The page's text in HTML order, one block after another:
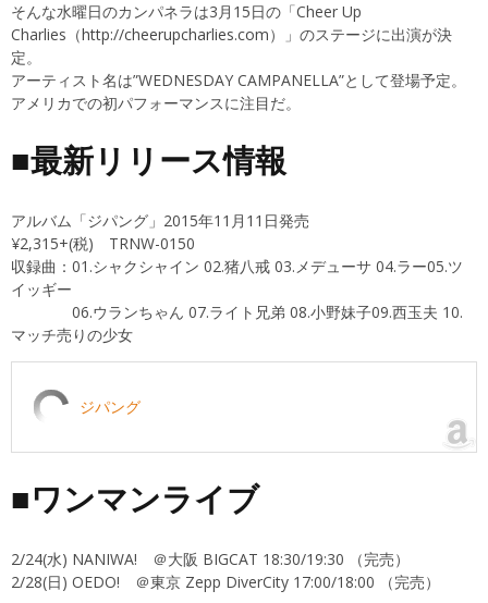
そんな水曜日のカンパネラは3月15日の「Cheer Up
Charlies（http://cheerupcharlies.com）」のステージに出演が決
定。
アーティスト名は”WEDNESDAY CAMPANELLA”として登場予定。
アメリカでの初パフォーマンスに注目だ。
■最新リリース情報
アルバム「ジパング」2015年11月11日発売
¥2,315+(税) TRNW-0150
収録曲：01.シャクシャイン 02.猪八戒 03.メデューサ 04.ラー05.ツ
イッギー
06.ウランちゃん 07.ライト兄弟 08.小野妹子09.西玉夫 10.
マッチ売りの少女
ジパング
■ワンマンライブ
2/24(水) NANIWA! ＠大阪 BIGCAT 18:30/19:30 （完売）
2/28(日) OEDO! ＠東京 Zepp DiverCity 17:00/18:00 （完売）